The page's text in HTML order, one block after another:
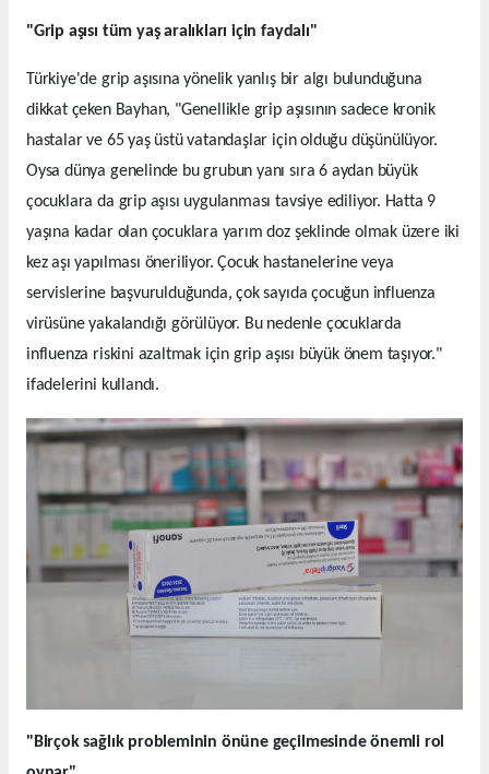
"Grip aşısı tüm yaş aralıkları için faydalı"
Türkiye'de grip aşısına yönelik yanlış bir algı bulunduğuna
dikkat çeken Bayhan, "Genellikle grip aşısının sadece kronik
hastalar ve 65 yaş üstü vatandaşlar için olduğu düşünülüyor.
Oysa dünya genelinde bu grubun yanı sıra 6 aydan büyük
çocuklara da grip aşısı uygulanması tavsiye ediliyor. Hatta 9
yaşına kadar olan çocuklara yarım doz şeklinde olmak üzere iki
kez aşı yapılması öneriliyor. Çocuk hastanelerine veya
servislerine başvurulduğunda, çok sayıda çocuğun influenza
virüsüne yakalandığı görülüyor. Bu nedenle çocuklarda
influenza riskini azaltmak için grip aşısı büyük önem taşıyor."
ifadelerini kullandı.
"Birçok sağlık probleminin önüne geçilmesinde önemli rol